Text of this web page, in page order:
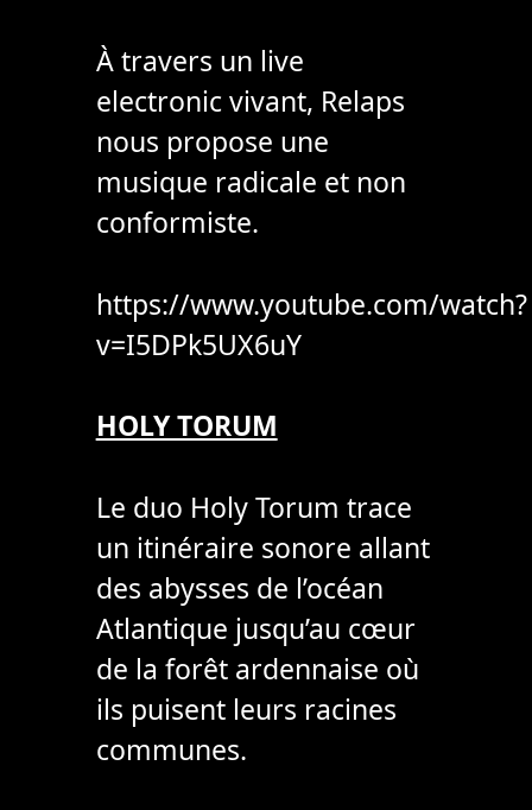
À travers un live
electronic vivant, Relaps
nous propose une
musique radicale et non
conformiste.
https://www.youtube.com/watch?
v=I5DPk5UX6uY
HOLY TORUM
Le duo Holy Torum trace
un itinéraire sonore allant
des abysses de l’océan
Atlantique jusqu’au cœur
de la forêt ardennaise où
ils puisent leurs racines
communes.